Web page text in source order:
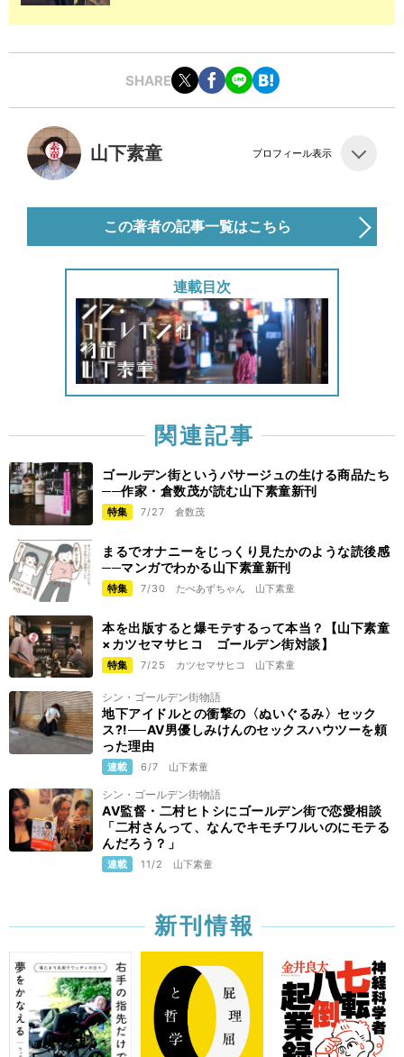
SHARE
山下素童 プロフィール表示
この著者の記事一覧はこちら
連載目次
関連記事
ゴールデン街というパサージュの生ける商品たち
──作家・倉数茂が読む山下素童新刊
特集 7/27 倉数茂
まるでオナニーをじっくり見たかのような読後感
──マンガでわかる山下素童新刊
特集 7/30 たべあずちゃん 山下素童
本を出版すると爆モテするって本当？【山下素童
×カツセマサヒコ ゴールデン街対談】
特集 7/25 カツセマサヒコ 山下素童
シン・ゴールデン街物語
地下アイドルとの衝撃の〈ぬいぐるみ〉セック
ス?!──AV男優しみけんのセックスハウツーを頼
った理由
連載 6/7 山下素童
シン・ゴールデン街物語
AV監督・二村ヒトシにゴールデン街で恋愛相談
「二村さんって、なんでキモチワルいのにモテる
んだろう？」
連載 11/2 山下素童
新刊情報